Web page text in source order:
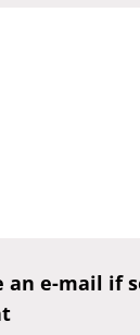
an e-mail if